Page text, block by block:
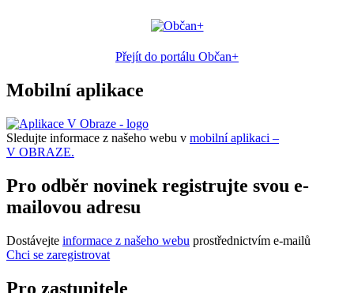
Přejít do portálu Občan+
Mobilní aplikace
Sledujte informace z našeho webu v mobilní aplikaci –
V OBRAZE.
Pro odběr novinek registrujte svou e-
mailovou adresu
Dostávejte informace z našeho webu prostřednictvím e-mailů
Chci se zaregistrovat
Pro zastupitele